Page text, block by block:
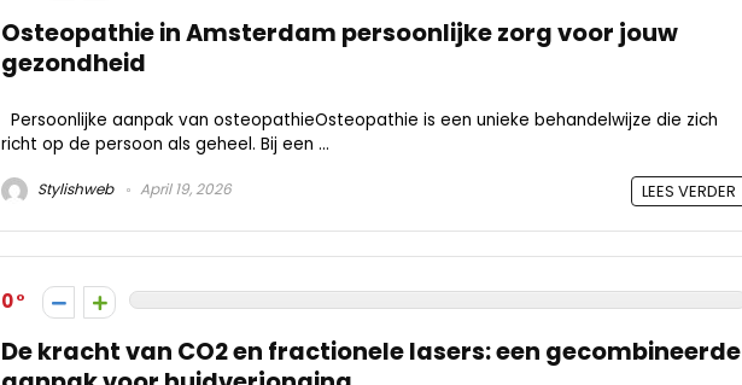
Osteopathie in Amsterdam persoonlijke zorg voor jouw
gezondheid
Persoonlijke aanpak van osteopathieOsteopathie is een unieke behandelwijze die zich
richt op de persoon als geheel. Bij een ...
Stylishweb April 19, 2026 LEES VERDER
0
De kracht van CO2 en fractionele lasers: een gecombineerde